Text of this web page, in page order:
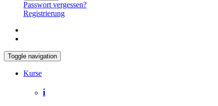
Passwort vergessen?
Registrierung
Toggle navigation
Kurse
i